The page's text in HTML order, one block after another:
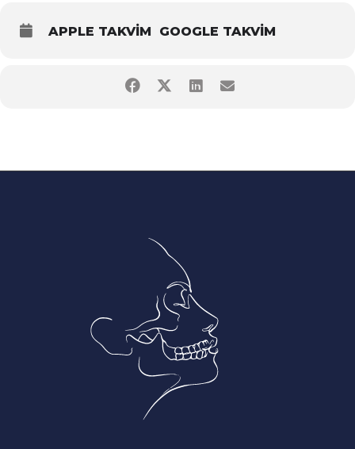
APPLE TAKVIM GOOGLE TAKVIM